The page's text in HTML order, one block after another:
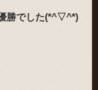
勝でした(*^▽^*)